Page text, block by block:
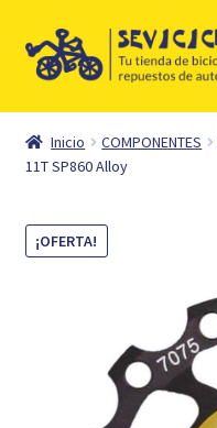
Ir
Ir
al
Inicio
Ciclismo
Automóvil
Inicio COMPONENTES
11T SP860 Alloy
¡OFERTA!